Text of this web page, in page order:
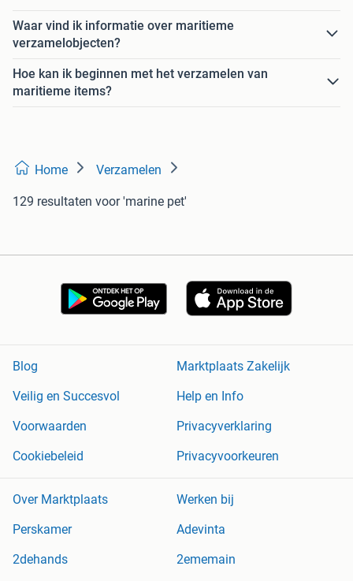
Waar vind ik informatie over maritieme
verzamelobjecten?
Hoe kan ik beginnen met het verzamelen van
maritieme items?
Home Verzamelen
129 resultaten voor 'marine pet'
Blog
Marktplaats Zakelijk
Veilig en Succesvol
Help en Info
Voorwaarden
Privacyverklaring
Cookiebeleid
Privacyvoorkeuren
Over Marktplaats
Werken bij
Perskamer
Adevinta
2dehands
2ememain